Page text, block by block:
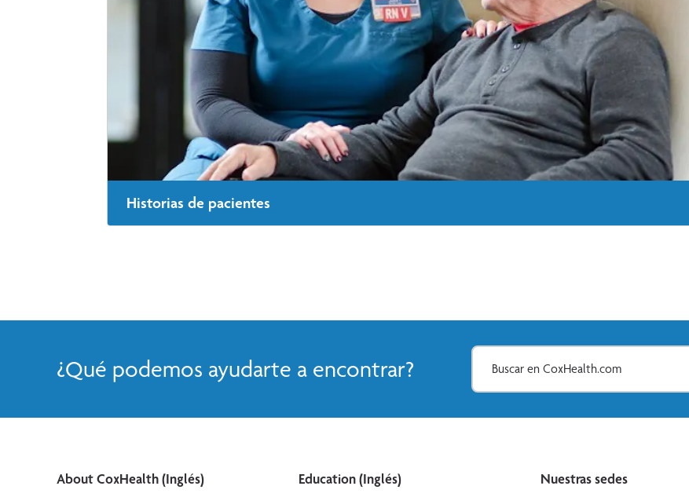
Historias de pacientes
¿Qué podemos ayudarte a encontrar?
About CoxHealth (Inglés) Education (Inglés) Nuestras sedes